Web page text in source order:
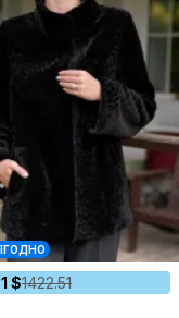
$1422.51